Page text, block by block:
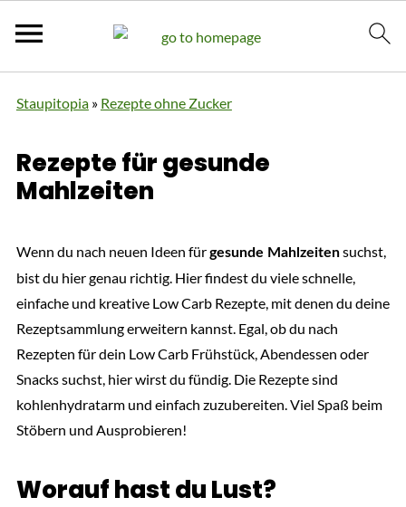
Staupitopia» Rezepte ohne Zucker
Rezepte für gesunde
Mahlzeiten
Wenn du nach neuen Ideen fürgesunde Mahlzeitensuchst,
bist du hier genau richtig. Hier findest du viele schnelle,
einfache und kreative Low Carb Rezepte, mit denen du deine
Rezeptsammlung erweitern kannst. Egal, ob du nach
Rezepten für dein Low Carb Frühstück, Abendessen oder
Snacks suchst, hier wirst du fündig. Die Rezepte sind
kohlenhydratarm und einfach zuzubereiten. Viel Spaß beim
Stöbern und Ausprobieren!
Worauf hast du Lust?